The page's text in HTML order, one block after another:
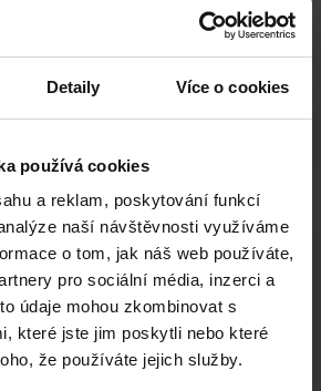
Detaily Více o cookies
používá cookies
a reklam, poskytování funkcí
naší návštěvnosti využíváme
o tom, jak náš web používáte,
pro sociální média, inzerci a
údaje mohou zkombinovat s
které jste jim poskytli nebo které
že používáte jejich služby.
19:13:23
139 839 Kč
1 2 4 keyboard_arrow_right
Aktuální výsledek
14 043,31 Kč